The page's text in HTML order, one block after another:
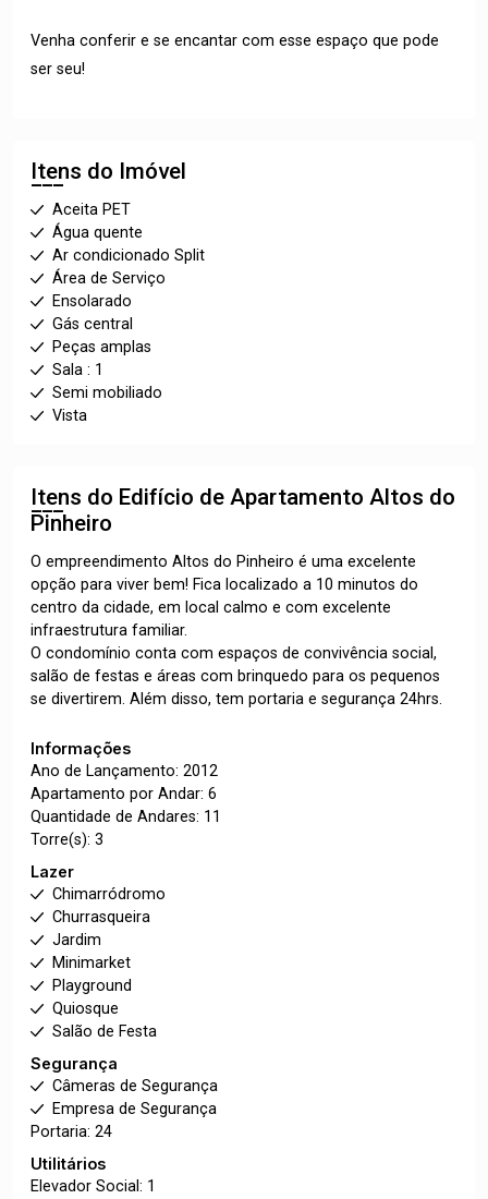
Venha conferir e se encantar com esse espaço que pode
ser seu!
Itens do Imóvel
Aceita PET
Água quente
Ar condicionado Split
Área de Serviço
Ensolarado
Gás central
Peças amplas
Sala : 1
Semi mobiliado
Vista
Itens do Edifício de Apartamento Altos do
Pinheiro
O empreendimento Altos do Pinheiro é uma excelente
opção para viver bem! Fica localizado a 10 minutos do
centro da cidade, em local calmo e com excelente
infraestrutura familiar.
O condomínio conta com espaços de convivência social,
salão de festas e áreas com brinquedo para os pequenos
se divertirem. Além disso, tem portaria e segurança 24hrs.
Informações
Ano de Lançamento: 2012
Apartamento por Andar: 6
Quantidade de Andares: 11
Torre(s): 3
Lazer
Chimarródromo
Churrasqueira
Jardim
Minimarket
Playground
Quiosque
Salão de Festa
Segurança
Câmeras de Segurança
Empresa de Segurança
Portaria: 24
Utilitários
Elevador Social: 1